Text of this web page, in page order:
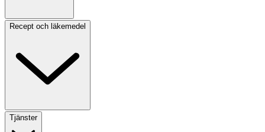
Recept och läkemedel
Tjänster